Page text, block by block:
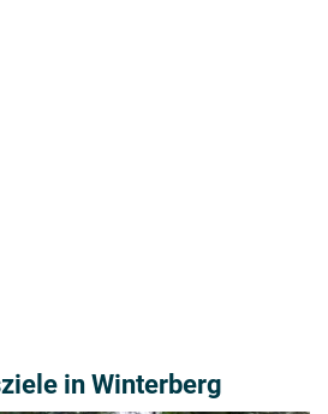
in Winterberg